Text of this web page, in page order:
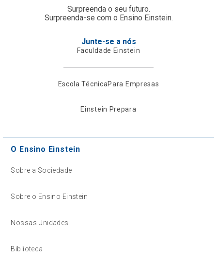
Surpreenda o seu futuro.
Surpreenda-se com o Ensino Einstein.
Junte-se a nós
Faculdade Einstein
Escola TécnicaPara Empresas
Einstein Prepara
O Ensino Einstein
Sobre a Sociedade
Sobre o Ensino Einstein
Nossas Unidades
Biblioteca